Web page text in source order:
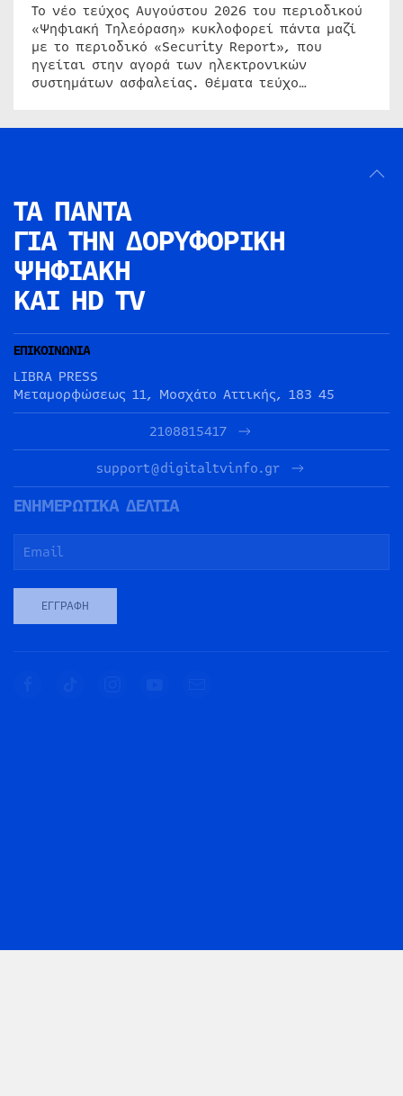
Το νέο τεύχος Αυγούστου 2026 του περιοδικού
«Ψηφιακή Τηλεόραση» κυκλοφορεί πάντα μαζί
με το περιοδικό «Security Report», που
ηγείται στην αγορά των ηλεκτρονικών
συστημάτων ασφαλείας. Θέματα τεύχο…
ΤΑ ΠΑΝΤΑ
ΓΙΑ ΤΗΝ ΔΟΡΥΦΟΡΙΚΗ
ΨΗΦΙΑΚΗ
ΚΑΙ HD TV
ΕΠΙΚΟΙΝΩΝΙΑ
LIBRA PRESS
Μεταμορφώσεως 11, Μοσχάτο Αττικής, 183 45
2108815417
support@digitaltvinfo.gr
ΕΝΗΜΕΡΩΤΙΚΑ ΔΕΛΤΙΑ
ΕΓΓΡΑΦΉ